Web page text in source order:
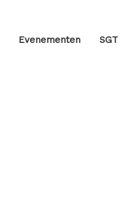
Evenementen SGT